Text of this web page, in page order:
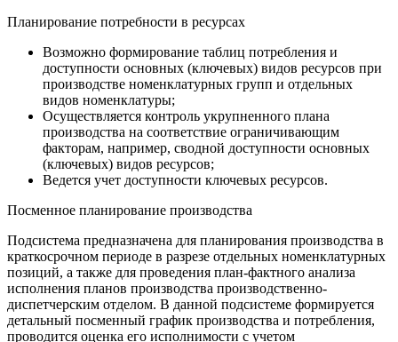
Планирование потребности в ресурсах
Возможно формирование таблиц потребления и
доступности основных (ключевых) видов ресурсов при
производстве номенклатурных групп и отдельных
видов номенклатуры;
Осуществляется контроль укрупненного плана
производства на соответствие ограничивающим
факторам, например, сводной доступности основных
(ключевых) видов ресурсов;
Ведется учет доступности ключевых ресурсов.
Посменное планирование производства
Подсистема предназначена для планирования производства в
краткосрочном периоде в разрезе отдельных номенклатурных
позиций, а также для проведения план-фактного анализа
исполнения планов производства производственно-
диспетчерским отделом. В данной подсистеме формируется
детальный посменный график производства и потребления,
проводится оценка его исполнимости с учетом